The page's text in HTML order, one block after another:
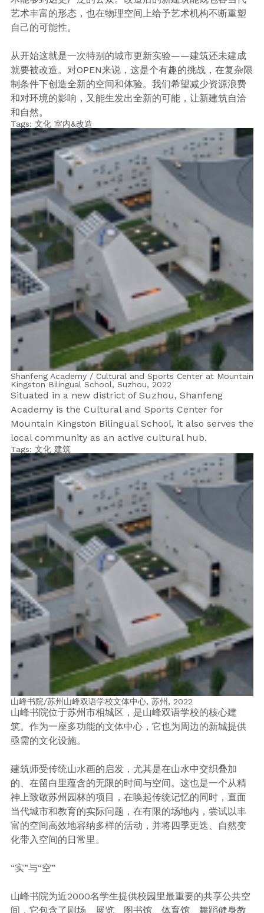
艺术丰富的形态，也在物理空间上给予艺术机构不断重塑
自己的可能性。
从开始这就是一次特别的城市更新实验——建筑还未建成
就要被改造。对OPEN来说，这是个有趣的挑战，在复杂限
制条件下创造全新的空间和体验。我们希望减少资源浪费
和对环境的影响，又能生发出全新的可能，让新建筑自洽
和自然。
Tags: 文化 室内&改造
Shanfeng Academy / Cultural and Sports Center at Mountain
Kingston Bilingual School, Suzhou, 2022
Situated in a new district of Suzhou, Shanfeng
Academy is the Cultural and Sports Center for
Mountain Kingston Bilingual School, it also serves the
local community as an active cultural hub.
Tags: 文化 建筑
山峰书院/苏州山峰双语学校文体中心, 苏州, 2022
山峰书院位于苏州市相城区，是山峰双语学校的核心建
筑。作为一座多功能的文体中心，它也为周边的新城提供
亟需的文化设施。
建筑师受传统山水画的启发，尤其是在山水中交织叠加
的、在留白里蕴含的无限的时间与空间。这也是一个从精
神上致敬苏州园林的项目，在唤起传统记忆的同时，直面
当代城市和教育的实际问题，在有限的场地内，尝试以丰
富的空间高效地容纳多样的活动，并将四季更迭、自然变
化带入空间的日常里。
“实”与“空”
山峰书院为近2000名学生提供校园里最重要的共享公共空
间，它包含了剧场、展览、图书馆、体育馆、舞蹈健身教